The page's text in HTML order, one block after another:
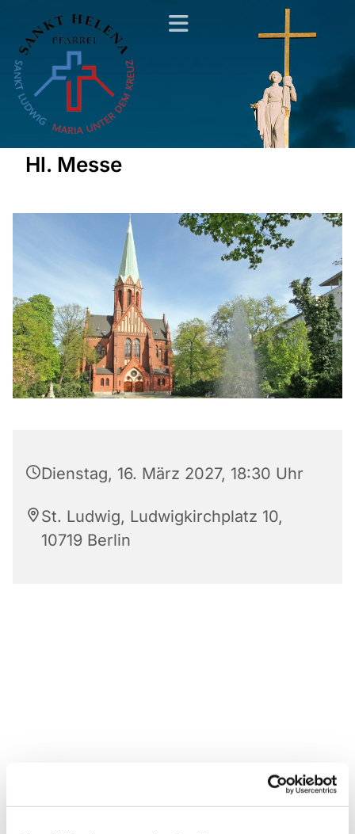
Hl. Messe
Dienstag, 16. März 2027, 18:30 Uhr
St. Ludwig, Ludwigkirchplatz 10,
10719 Berlin